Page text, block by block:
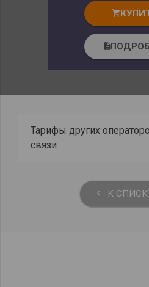
shopping_cart
description
Тарифы других
связи
keyboard_arrow_left К